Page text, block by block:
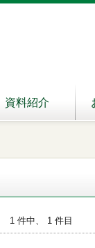
資料紹介
1 件中、 1 件目